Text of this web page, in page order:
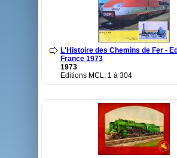
L'Histoire des Chemins de Fer -
France 1973
1973
Editions MCL: 1 à 304